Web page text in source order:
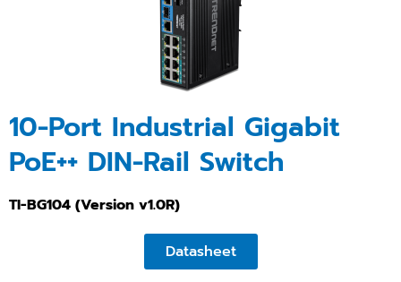
10-Port Industrial Gigabit
PoE++ DIN-Rail Switch
TI-BG104 (Version v1.0R)
Datasheet